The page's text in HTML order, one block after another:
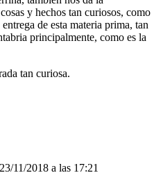
y hechos tan curiosos, como
de esta materia prima, tan
principalmente, como es la
tan curiosa.
11/2018 a las 17:21